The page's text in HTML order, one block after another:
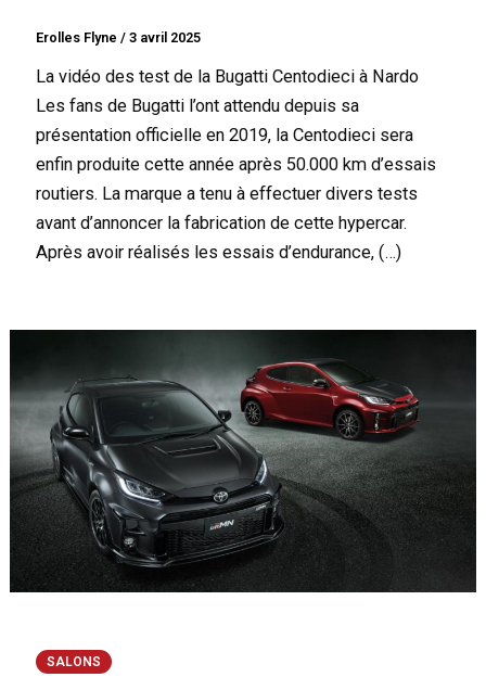
Erolles Flyne/3 avril 2025
La vidéo des test de la Bugatti Centodieci à Nardo
Les fans de Bugatti l’ont attendu depuis sa
présentation officielle en 2019, la Centodieci sera
enfin produite cette année après 50.000 km d’essais
routiers. La marque a tenu à effectuer divers tests
avant d’annoncer la fabrication de cette hypercar.
Après avoir réalisés les essais d’endurance, (…)
SALONS